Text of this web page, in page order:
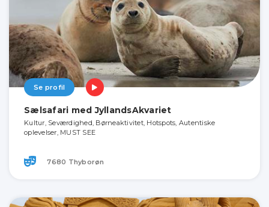
Se profil
Sælsafari med JyllandsAkvariet
Kultur, Seværdighed, Børneaktivitet, Hotspots, Autentiske
oplevelser, MUST SEE
7680 Thyborøn